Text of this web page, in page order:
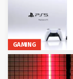
GAMING